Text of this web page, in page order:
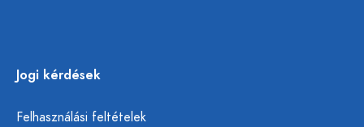
Jogi kérdések
Felhasználási feltételek